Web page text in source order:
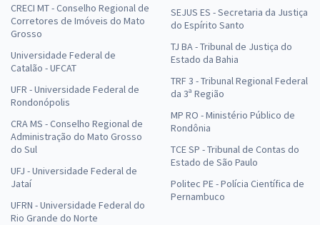
CRECI MT - Conselho Regional de
Corretores de Imóveis do Mato
Grosso
Universidade Federal de
Catalão - UFCAT
UFR - Universidade Federal de
Rondonópolis
CRA MS - Conselho Regional de
Administração do Mato Grosso
do Sul
UFJ - Universidade Federal de
Jataí
UFRN - Universidade Federal do
Rio Grande do Norte
SEJUS ES - Secretaria da Justiça
do Espírito Santo
TJ BA - Tribunal de Justiça do
Estado da Bahia
TRF 3 - Tribunal Regional Federal
da 3ª Região
MP RO - Ministério Público de
Rondônia
TCE SP - Tribunal de Contas do
Estado de São Paulo
Politec PE - Polícia Científica de
Pernambuco